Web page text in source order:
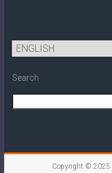
Objednat
Search
Copyright © 2025